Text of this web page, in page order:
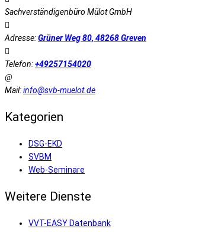
Sachverständigenbüro Mülot GmbH
Adresse:Grüner Weg 80, 48268 Greven
Telefon:+49257154020
Mail:info@svb-muelot.de
Kategorien
DSG-EKD
SVBM
Web-Seminare
Weitere Dienste
VVT-EASY Datenbank